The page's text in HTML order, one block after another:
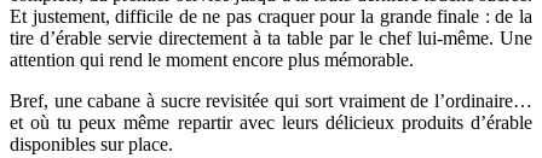
Et justement, difficile de ne pas craquer pour la grande finale : de la
tire d’érable servie directement à ta table par le chef lui-même. Une
attention qui rend le moment encore plus mémorable.
Bref, une cabane à sucre revisitée qui sort vraiment de l’ordinaire…
et où tu peux même repartir avec leurs délicieux produits d’érable
disponibles sur place.